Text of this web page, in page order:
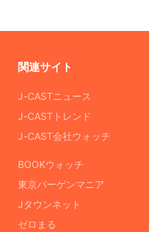
関連サイト
J-CASTニュース
J-CASTトレンド
J-CAST会社ウォッチ
BOOKウォッチ
東京バーゲンマニア
Jタウンネット
ゼロまる